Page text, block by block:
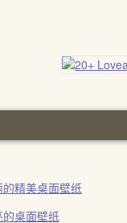
精美桌面壁纸
桌面壁纸